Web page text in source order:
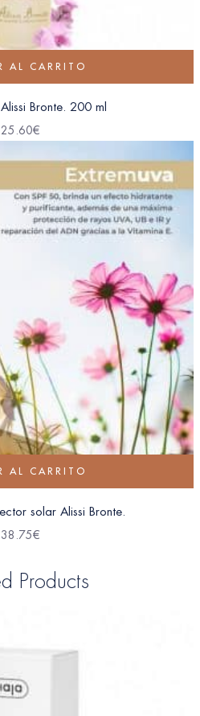
AL CARRITO
Bronte. 200 ml
25.60€
AL CARRITO
solar Alissi Bronte.
38.75€
Products